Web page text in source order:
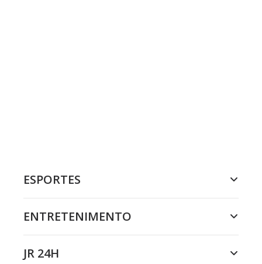
ESPORTES
ENTRETENIMENTO
JR 24H